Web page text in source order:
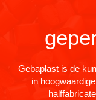
Gebaplast is de
in